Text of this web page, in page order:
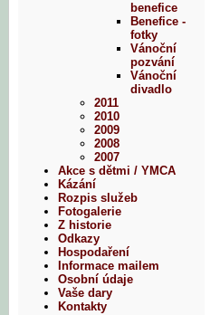
benefice
Benefice -
fotky
Vánoční
pozvání
Vánoční
divadlo
2011
2010
2009
2008
2007
Akce s dětmi / YMCA
Kázání
Rozpis služeb
Fotogalerie
Z historie
Odkazy
Hospodaření
Informace mailem
Osobní údaje
Vaše dary
Kontakty